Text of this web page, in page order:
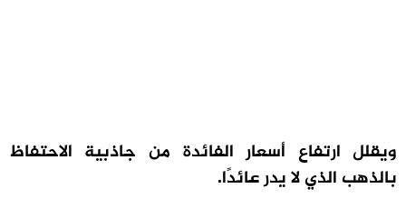
ويقلل ارتفاع أسعار الفائدة من جاذبية الاحتفاظ
بالذهب الذي لا يدر عائدًا.